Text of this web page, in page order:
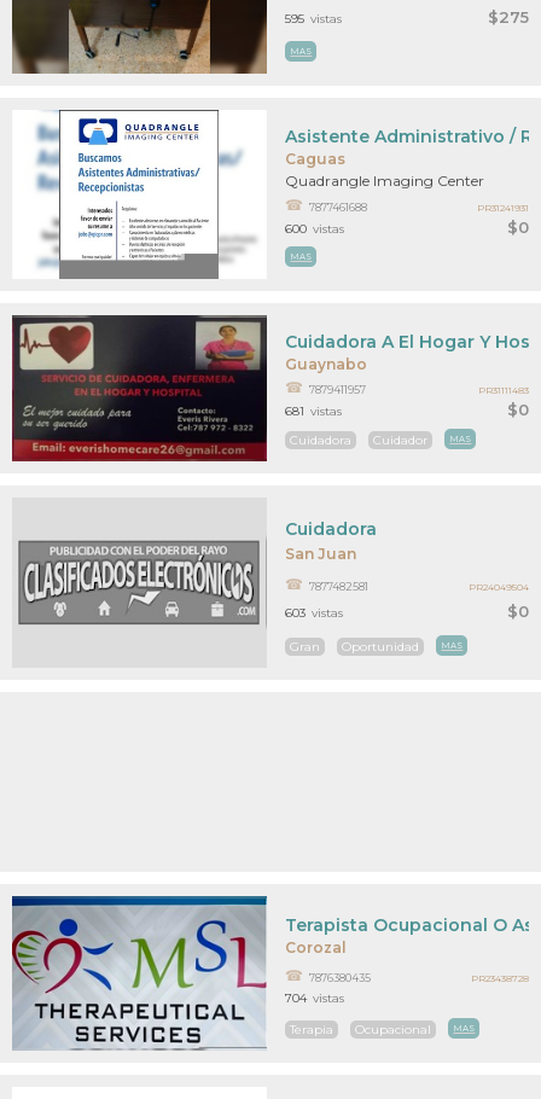
$275
MAS
595 vistas
Caguas
$0
Asistente Administrativo /
Quadrangle Imaging Center
7877461688
MAS
600 vistas
PR31241931
Guaynabo
$0
Cuidadora A El Hogar Y
7879411957
Cuidadora Cuidador MAS
681 vistas
PR31111483
San Juan
$0
Cuidadora
7877482581
Gran Oportunidad MAS
603 vistas
PR24049504
Corozal
Terapista Ocupacional O
7876380435
Terapia Ocupacional MAS
704 vistas
PR23438728